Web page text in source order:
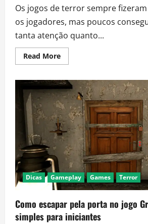
Os jogos de terror sempre
os jogadores, mas poucos
tanta atenção quanto...
Read MoreRead
more
O
jogo
de
terror
que
desafia
sua
inteligência
e
seus
nervos
Dicas Gameplay Games Terror
Como escapar pela porta no jogo
simples para iniciantes